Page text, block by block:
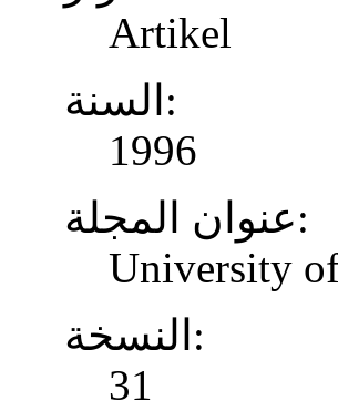
Artikel
السنة:
1996
عنوان المجلة:
University
النسخة:
31